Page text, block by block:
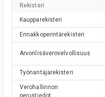
Rekisteri
Kaupparekisteri
Ennakkoperintärekisteri
Arvonlisäverovelvollisuus
Työnantajarekisteri
Verohallinnon
perustiedot